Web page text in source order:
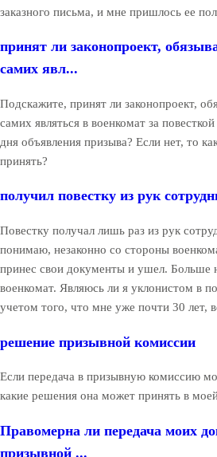
заказного письма, и мне пришлось ее
принят ли законопроект,
самих явл...
Подскажите, принят ли законопроект,
самих являться в военкомат за
дня объявления призыва? Если нет, то
принять?
получил повестку из рук
Повестку получал лишь раз из рук
понимаю, незаконно со стороны
принес свои документы и ушел. Больше
военкомат. Являюсь ли я уклонистом в
учетом того, что мне уже почти 30 лет,
решение призывной комиссии
Если передача в призывную комиссию
какие решения она может принять в
Правомерна ли передача моих
призывной ...